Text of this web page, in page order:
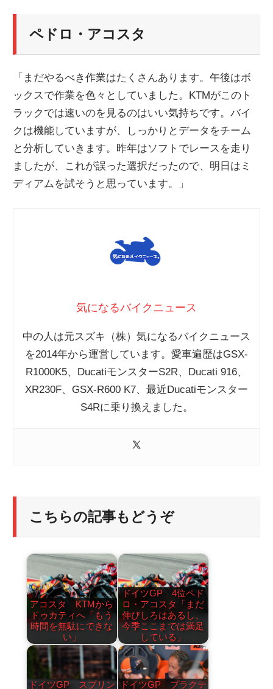
ペドロ・アコスタ
「まだやるべき作業はたくさんあります。午後はボ
ックスで作業を色々としていました。KTMがこのト
ラックでは速いのを見るのはいい気持ちです。バイ
クは機能していますが、しっかりとデータをチーム
と分析していきます。昨年はソフトでレースを走り
ましたが、これが誤った選択だったので、明日はミ
ディアムを試そうと思っています。」
気になるバイクニュース
中の人は元スズキ（株）気になるバイクニュース
を2014年から運営しています。愛車遍歴はGSX-
R1000K5、DucatiモンスターS2R、Ducati 916、
XR230F、GSX-R600 K7、最近Ducatiモンスター
S4Rに乗り換えました。
こちらの記事もどうぞ
アコスタ KTMから
ドゥカティへ「もう
時間を無駄にできな
い」
ドイツGP 4位ペド
ロ・アコスタ「まだ
伸びしろはあるし、
今季ここまでは満足
している」
ドイツGP スプリン ドイツGP プラクテ